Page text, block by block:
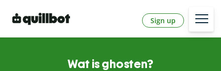
Sign up
Wat is ghosten?